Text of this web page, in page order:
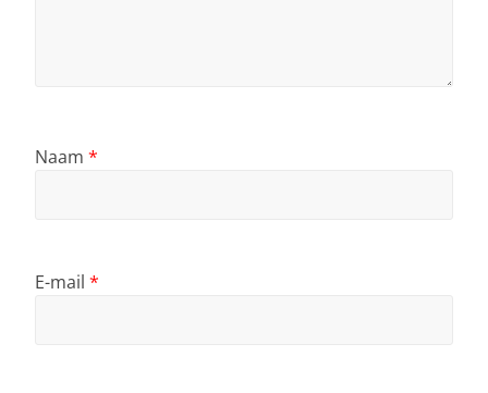
Naam *
E-mail *